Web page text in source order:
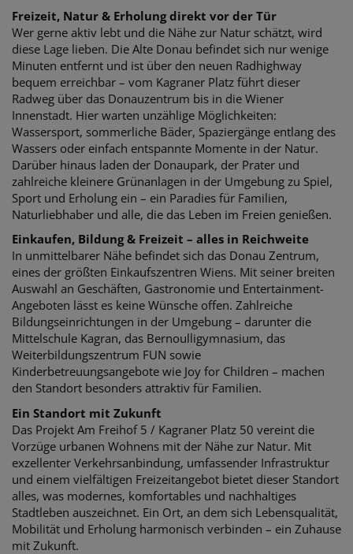
Freizeit, Natur & Erholung direkt vor der Tür
Wer gerne aktiv lebt und die Nähe zur Natur schätzt, wird
diese Lage lieben. Die Alte Donau befindet sich nur wenige
Minuten entfernt und ist über den neuen Radhighway
bequem erreichbar – vom Kagraner Platz führt dieser
Radweg über das Donauzentrum bis in die Wiener
Innenstadt. Hier warten unzählige Möglichkeiten:
Wassersport, sommerliche Bäder, Spaziergänge entlang des
Wassers oder einfach entspannte Momente in der Natur.
Darüber hinaus laden der Donaupark, der Prater und
zahlreiche kleinere Grünanlagen in der Umgebung zu Spiel,
Sport und Erholung ein – ein Paradies für Familien,
Naturliebhaber und alle, die das Leben im Freien genießen.
Einkaufen, Bildung & Freizeit – alles in Reichweite
In unmittelbarer Nähe befindet sich das Donau Zentrum,
eines der größten Einkaufszentren Wiens. Mit seiner breiten
Auswahl an Geschäften, Gastronomie und Entertainment-
Angeboten lässt es keine Wünsche offen. Zahlreiche
Bildungseinrichtungen in der Umgebung – darunter die
Mittelschule Kagran, das Bernoulligymnasium, das
Weiterbildungszentrum FUN sowie
Kinderbetreuungsangebote wie Joy for Children – machen
den Standort besonders attraktiv für Familien.
Ein Standort mit Zukunft
Das Projekt Am Freihof 5 / Kagraner Platz 50 vereint die
Vorzüge urbanen Wohnens mit der Nähe zur Natur. Mit
exzellenter Verkehrsanbindung, umfassender Infrastruktur
und einem vielfältigen Freizeitangebot bietet dieser Standort
alles, was modernes, komfortables und nachhaltiges
Stadtleben auszeichnet. Ein Ort, an dem sich Lebensqualität,
Mobilität und Erholung harmonisch verbinden – ein Zuhause
mit Zukunft.